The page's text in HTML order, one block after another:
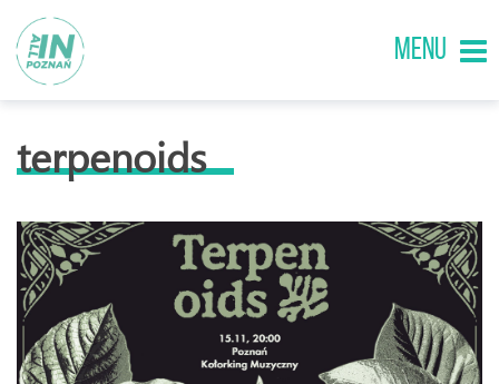
MENU
terpenoids